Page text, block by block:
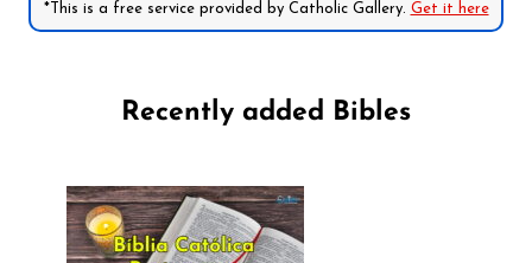
*This is a free service provided by Catholic Gallery. Get it here
Recently added Bibles